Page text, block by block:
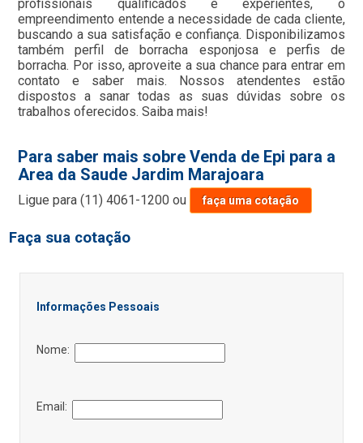
profissionais qualificados e experientes, o
empreendimento entende a necessidade de cada cliente,
buscando a sua satisfação e confiança. Disponibilizamos
também perfil de borracha esponjosa e perfis de
borracha. Por isso, aproveite a sua chance para entrar em
contato e saber mais. Nossos atendentes estão
dispostos a sanar todas as suas dúvidas sobre os
trabalhos oferecidos. Saiba mais!
Para saber mais sobre Venda de Epi para a
Area da Saude Jardim Marajoara
Ligue para(11) 4061-1200 ou faça uma cotação
Faça sua cotação
Informações Pessoais
Nome:
Email: